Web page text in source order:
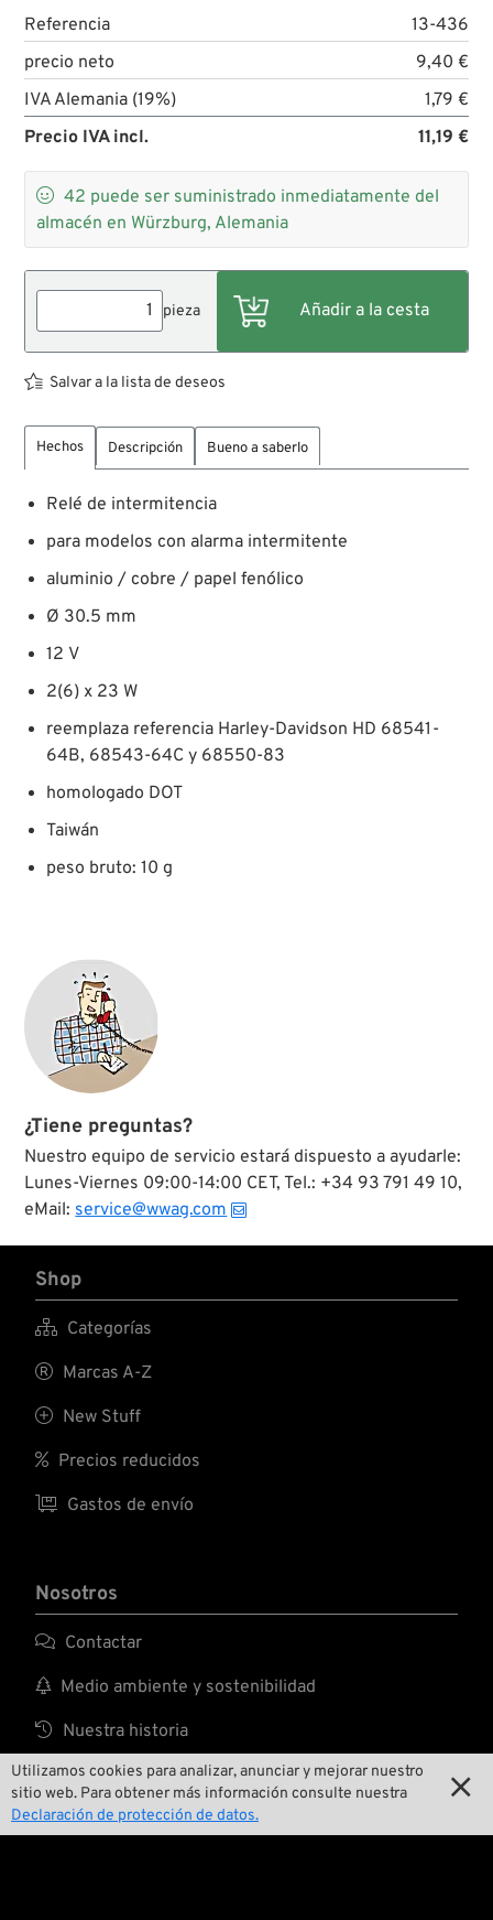
Utilizamos cookies para analizar, anunciar y mejorar nuestro
sitio web. Para obtener más información consulte nuestra
Declaración de protección de datos.

Referencia
13-436
precio neto
9,40 €
IVA Alemania (19%)
1,79 €
Precio IVA incl.
11,19 €
 42 puede ser suministrado inmediatamente del
almacén en Würzburg, Alemania
pieza
Salvar a la lista de deseos
Hechos Descripción Bueno a saberlo
Relé de intermitencia
para modelos con alarma intermitente
aluminio / cobre / papel fenólico
Ø 30.5 mm
12 V
2(6) x 23 W
reemplaza referencia Harley-Davidson HD 68541-
64B, 68543-64C y 68550-83
homologado DOT
Taiwán
peso bruto: 10 g
¿Tiene preguntas?
Nuestro equipo de servicio estará dispuesto a ayudarle:
Lunes-Viernes 09:00-14:00 CET, Tel.: +34 93 791 49 10,
eMail: service@wwag.com
Shop
 Categorías
 Marcas A-Z
 New Stuff
 Precios reducidos
 Gastos de envío
Nosotros
 Contactar
 Medio ambiente y sostenibilidad
 Nuestra historia
 Wrecking Crew